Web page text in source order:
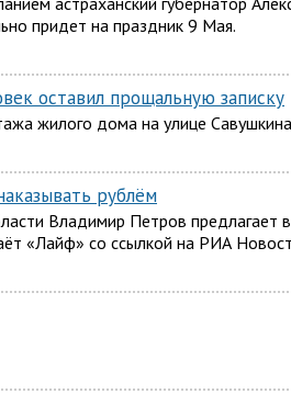
придет на праздник 9 Мая.
оставил прощальную записку
жилого дома на улице
рублём
Владимир Петров
«Лайф» со ссылкой на РИА